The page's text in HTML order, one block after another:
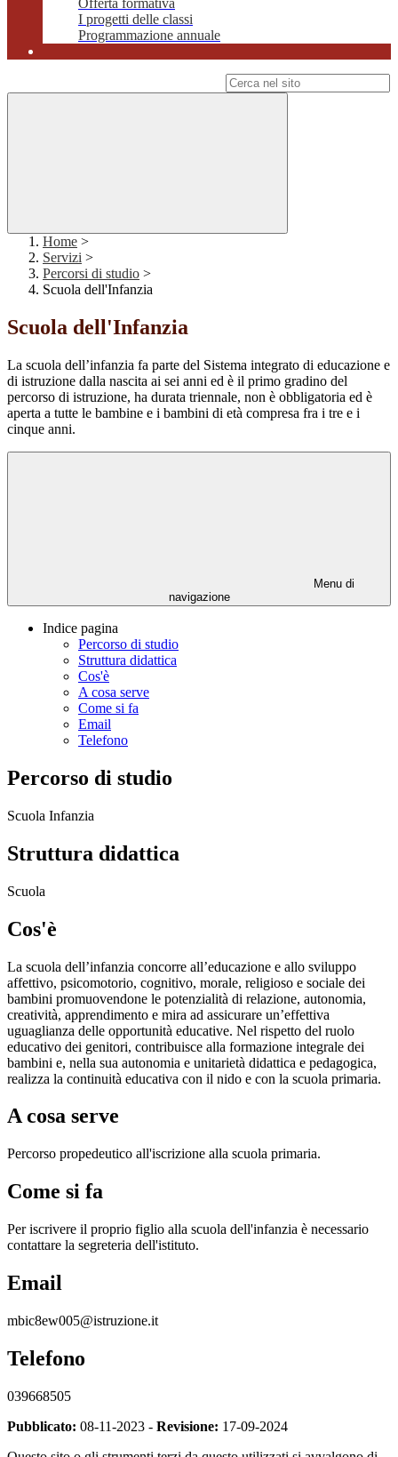
Offerta formativa
I progetti delle classi
Programmazione annuale
Home >
Servizi >
Percorsi di studio >
Scuola dell'Infanzia
Scuola dell'Infanzia
La scuola dell’infanzia fa parte del Sistema integrato di educazione e
di istruzione dalla nascita ai sei anni ed è il primo gradino del
percorso di istruzione, ha durata triennale, non è obbligatoria ed è
aperta a tutte le bambine e i bambini di età compresa fra i tre e i
cinque anni.
Menu di
navigazione
Indice pagina
Percorso di studio
Struttura didattica
Cos'è
A cosa serve
Come si fa
Email
Telefono
Percorso di studio
Scuola Infanzia
Struttura didattica
Scuola
Cos'è
La scuola dell’infanzia concorre all’educazione e allo sviluppo
affettivo, psicomotorio, cognitivo, morale, religioso e sociale dei
bambini promuovendone le potenzialità di relazione, autonomia,
creatività, apprendimento e mira ad assicurare un’effettiva
uguaglianza delle opportunità educative. Nel rispetto del ruolo
educativo dei genitori, contribuisce alla formazione integrale dei
bambini e, nella sua autonomia e unitarietà didattica e pedagogica,
realizza la continuità educativa con il nido e con la scuola primaria.
A cosa serve
Percorso propedeutico all'iscrizione alla scuola primaria.
Come si fa
Per iscrivere il proprio figlio alla scuola dell'infanzia è necessario
contattare la segreteria dell'istituto.
Email
mbic8ew005@istruzione.it
Telefono
039668505
Pubblicato: 08-11-2023 - Revisione: 17-09-2024